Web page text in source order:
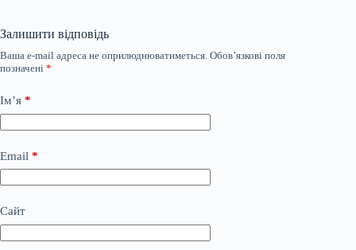
Залишити відповідь
Ваша e-mail адреса не оприлюднюватиметься. Обов’язкові поля
позначені *
Ім’я *
Email *
Сайт